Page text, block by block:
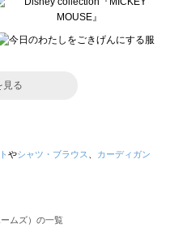
見る
やシャツ・ブラウス
カーディガン
ムズ）の一覧